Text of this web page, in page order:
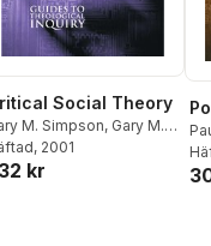
Social Theory
M. Simpson, Gary M.
, 2001
kr